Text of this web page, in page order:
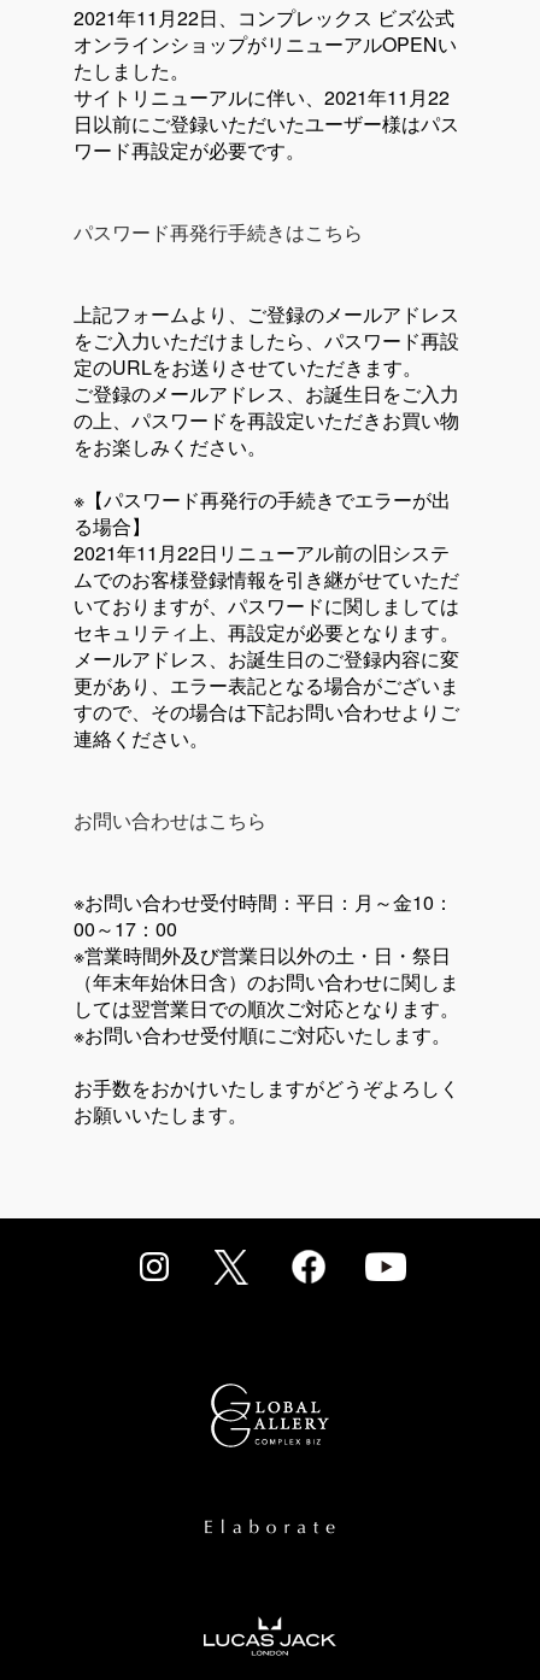
2021年11月22日、コンプレックス ビズ公式
オンラインショップがリニューアルOPENい
たしました。
サイトリニューアルに伴い、2021年11月22
日以前にご登録いただいたユーザー様はパス
ワード再設定が必要です。
パスワード再発行手続きはこちら
上記フォームより、ご登録のメールアドレス
をご入力いただけましたら、パスワード再設
定のURLをお送りさせていただきます。
ご登録のメールアドレス、お誕生日をご入力
の上、パスワードを再設定いただきお買い物
をお楽しみください。
※【パスワード再発行の手続きでエラーが出
る場合】
2021年11月22日リニューアル前の旧システ
ムでのお客様登録情報を引き継がせていただ
いておりますが、パスワードに関しましては
セキュリティ上、再設定が必要となります。
メールアドレス、お誕生日のご登録内容に変
更があり、エラー表記となる場合がございま
すので、その場合は下記お問い合わせよりご
連絡ください。
お問い合わせはこちら
※お問い合わせ受付時間：平日：月～金10：
00～17：00
※営業時間外及び営業日以外の土・日・祭日
（年末年始休日含）のお問い合わせに関しま
しては翌営業日での順次ご対応となります。
※お問い合わせ受付順にご対応いたします。
お手数をおかけいたしますがどうぞよろしく
お願いいたします。